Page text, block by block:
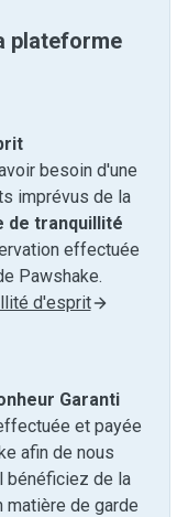
plateforme
besoin d'une
imprévus de la
de tranquillité
effectuée
Pawshake.
d'esprit
Garanti
et payée
afin de nous
bénéficiez de la
de garde